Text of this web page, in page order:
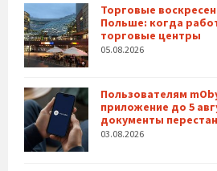
Торговые
Польше: когда
торговые центры
05.08.2026
Пользователям
приложение до 5
документы
03.08.2026